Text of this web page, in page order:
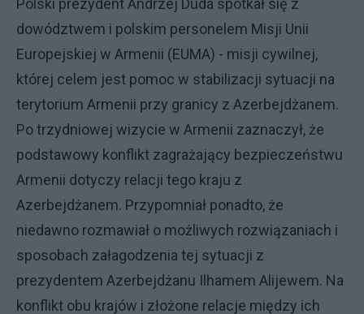
Polski prezydent Andrzej Duda spotkał się z
dowództwem i polskim personelem Misji Unii
Europejskiej w Armenii (EUMA) - misji cywilnej,
której celem jest pomoc w stabilizacji sytuacji na
terytorium Armenii przy granicy z Azerbejdżanem.
Po trzydniowej wizycie w Armenii zaznaczył, że
podstawowy konflikt zagrażający bezpieczeństwu
Armenii dotyczy relacji tego kraju z
Azerbejdżanem. Przypomniał ponadto, że
niedawno rozmawiał o możliwych rozwiązaniach i
sposobach załagodzenia tej sytuacji z
prezydentem Azerbejdżanu Ilhamem Alijewem. Na
konflikt obu krajów i złożone relacje między ich